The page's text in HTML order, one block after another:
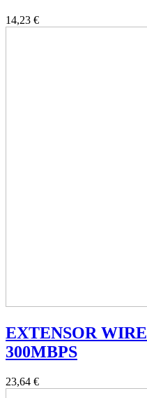
14,23 €
EXTENSOR
300MBPS
23,64 €